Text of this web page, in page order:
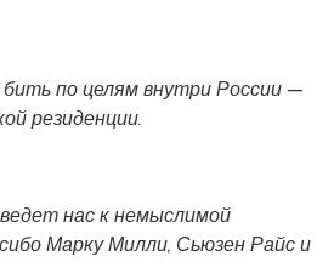
по целям внутри России —
резиденции.
нас к немыслимой
Марку Милли, Сьюзен Райс и